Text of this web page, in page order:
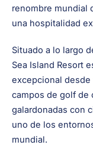
renombre mundial
una hospitalidad
Situado a lo largo
Sea Island Resort
excepcional desde
campos de golf de
galardonadas con
uno de los
mundial.